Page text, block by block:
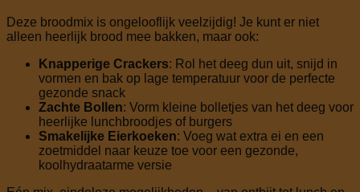
Deze broodmix is ongelooflijk veelzijdig! Je kunt er niet
alleen heerlijk brood mee bakken, maar ook:
Knapperige Crackers: Rol het deeg dun uit, snijd in
vormen en bak op lage temperatuur voor de perfecte
gezonde snack
Zachte Bollen: Vorm kleine bolletjes van het deeg voor
heerlijke lunchbroodjes of burgers
Smakelijke Eierkoeken: Voeg wat extra ei en een
zoetmiddel naar keuze toe voor een gezonde,
koolhydraatarme versie